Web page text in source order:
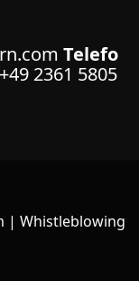
Telefo
+49 2361 5805
| Whistleblowing